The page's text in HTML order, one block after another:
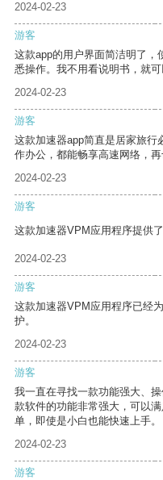
2024-02-23
游客
这款app的用户界面简洁明了，
悉操作。我不用看说明书，就可
2024-02-23
游客
这款加速器app简直是居家旅行
作办公，都能畅享高速网络，再
2024-02-23
游客
这款加速器VPM应用程序提供
2024-02-23
游客
这款加速器VPM应用程序已经
护。
2024-02-23
游客
我一直在寻找一款功能强大、
款软件的功能非常强大，可以
单，即使是小白也能快速上手。
2024-02-23
游客